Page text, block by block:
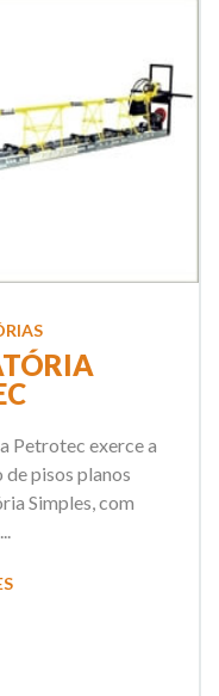
Petrotec exerce a
de pisos planos
Simples, com